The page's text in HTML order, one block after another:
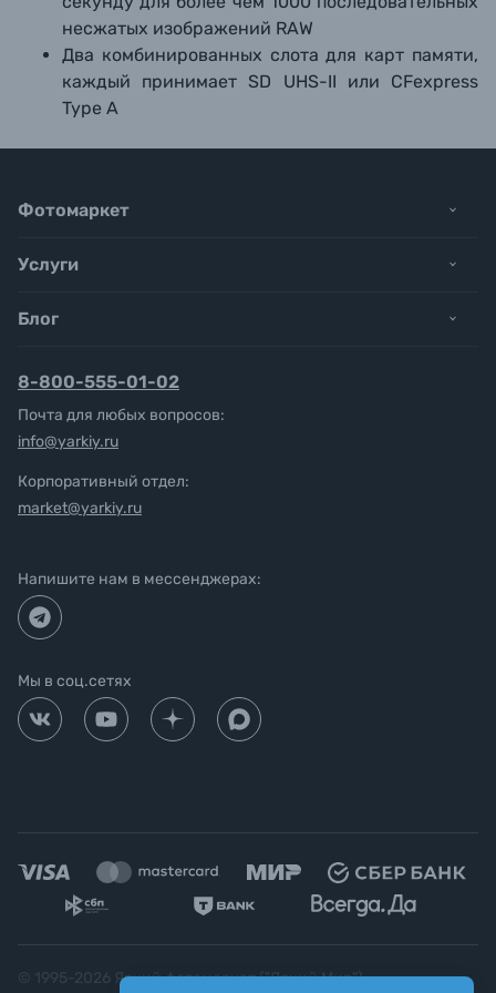
несжатых изображений RAW
Два комбинированных слота для карт памяти,
каждый принимает SD UHS-II или CFexpress
Type A
Фотомаркет
Услуги
Блог
8-800-555-01-02
Почта для любых вопросов:
info@yarkiy.ru
Корпоративный отдел:
market@yarkiy.ru
Напишите нам в мессенджерах:
Мы в соц.сетях
Яркий фотомаркет ("Яркий Мир")